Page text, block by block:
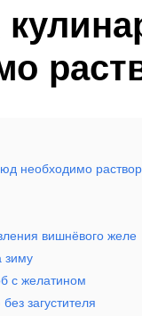
необходимо
вишнёвого желе
зиму
с желатином
загустителя